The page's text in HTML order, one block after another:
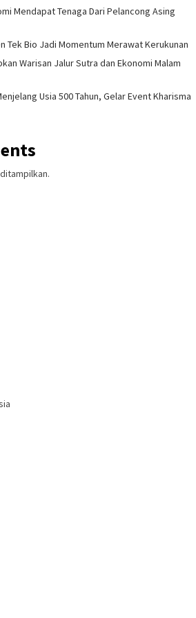
Mendapat Tenaga Dari Pelancong Asing
Tek Bio Jadi Momentum Merawat Kerukunan
Warisan Jalur Sutra dan Ekonomi Malam
Usia 500 Tahun, Gelar Event Kharisma